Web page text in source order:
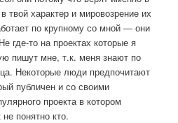
твой характер и мировозрение их
по крупному со мной — они
где-то на проектах которые я
пишут мне, т.к. меня знают по
Некоторые люди предпочитают
публичен и со своими
проекта в котором
понятно кто.